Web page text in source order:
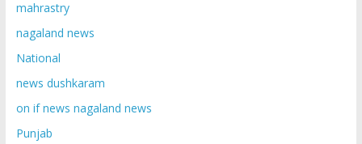
mahrastry
nagaland news
National
news dushkaram
on if news nagaland news
Punjab